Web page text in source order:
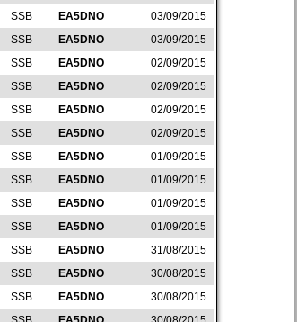
SSB EA5DNO
03/09/2015
SSB EA5DNO
03/09/2015
SSB EA5DNO
02/09/2015
SSB EA5DNO
02/09/2015
SSB EA5DNO
02/09/2015
SSB EA5DNO
02/09/2015
SSB EA5DNO
01/09/2015
SSB EA5DNO
01/09/2015
SSB EA5DNO
01/09/2015
SSB EA5DNO
01/09/2015
SSB EA5DNO
31/08/2015
SSB EA5DNO
30/08/2015
SSB EA5DNO
30/08/2015